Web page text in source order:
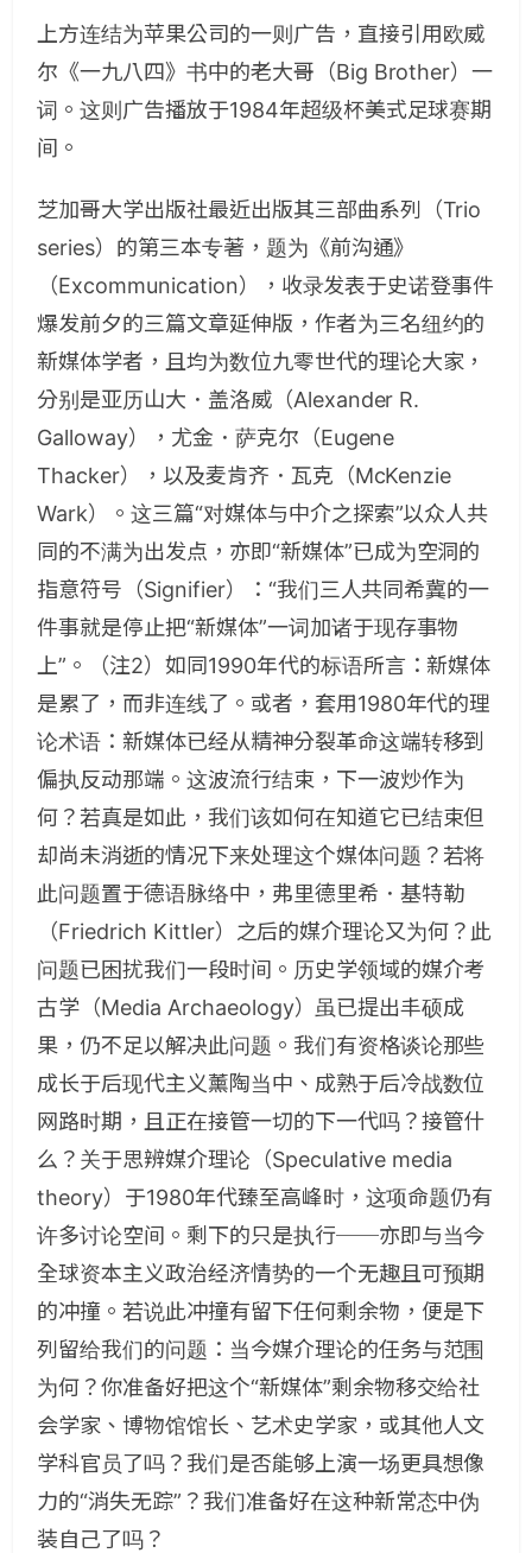
上方连结为苹果公司的一则广告，直接引用欧威
尔《一九八四》书中的老大哥（Big Brother）一
词。这则广告播放于1984年超级杯美式足球赛期
间。
芝加哥大学出版社最近出版其三部曲系列（Trio
series）的第三本专著，题为《前沟通》
（Excommunication），收录发表于史诺登事件
爆发前夕的三篇文章延伸版，作者为三名纽约的
新媒体学者，且均为数位九零世代的理论大家，
分别是亚历山大．盖洛威（Alexander R.
Galloway），尤金．萨克尔（Eugene
Thacker），以及麦肯齐．瓦克（McKenzie
Wark）。这三篇“对媒体与中介之探索”以众人共
同的不满为出发点，亦即“新媒体”已成为空洞的
指意符号（Signifier）：“我们三人共同希冀的一
件事就是停止把“新媒体”一词加诸于现存事物
上”。
（注2） 如同1990年代的标语所言：新媒体
是累了，而非连线了。或者，套用1980年代的理
论术语：新媒体已经从精神分裂革命这端转移到
偏执反动那端。这波流行结束，下一波炒作为
何？若真是如此，我们该如何在知道它已结束但
却尚未消逝的情况下来处理这个媒体问题？若将
此问题置于德语脉络中，弗里德里希．基特勒
（Friedrich Kittler）之后的媒介理论又为何？此
问题已困扰我们一段时间。历史学领域的媒介考
古学（Media Archaeology）虽已提出丰硕成
果，仍不足以解决此问题。我们有资格谈论那些
成长于后现代主义薰陶当中、成熟于后冷战数位
网路时期，且正在接管一切的下一代吗？接管什
么？关于思辨媒介理论（Speculative media
theory）于1980年代臻至高峰时，这项命题仍有
许多讨论空间。剩下的只是执行──亦即与当今
全球资本主义政治经济情势的一个无趣且可预期
的冲撞。若说此冲撞有留下任何剩余物，便是下
列留给我们的问题：当今媒介理论的任务与范围
为何？你准备好把这个“新媒体”剩余物移交给社
会学家、博物馆馆长、艺术史学家，或其他人文
学科官员了吗？我们是否能够上演一场更具想像
力的“消失无踪”？我们准备好在这种新常态中伪
装自己了吗？